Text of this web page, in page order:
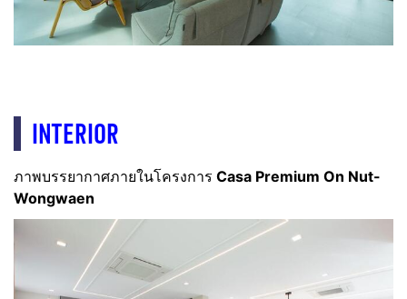
INTERIOR
ภาพบรรยากาศภายในโครงการ Casa Premium On Nut-
Wongwaen